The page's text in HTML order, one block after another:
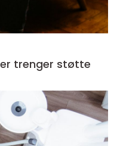
trenger støtte